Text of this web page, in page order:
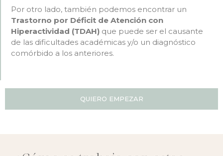
Por otro lado, también podemos encontrar un
Trastorno por Déficit de Atención con
Hiperactividad (TDAH)que puede ser el causante
de las dificultades académicas y/o un diagnóstico
comórbido a los anteriores.
QUIERO EMPEZAR